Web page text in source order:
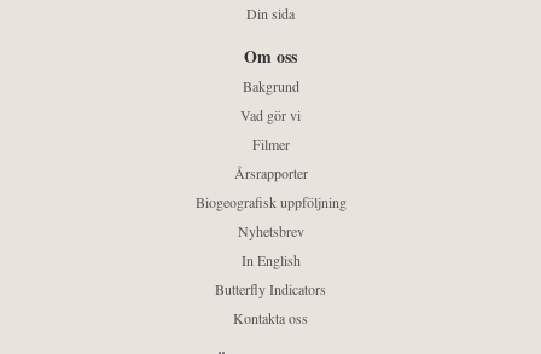
Din sida
Om oss
Bakgrund
Vad gör vi
Filmer
Årsrapporter
Biogeografisk uppföljning
Nyhetsbrev
In English
Butterfly Indicators
Kontakta oss